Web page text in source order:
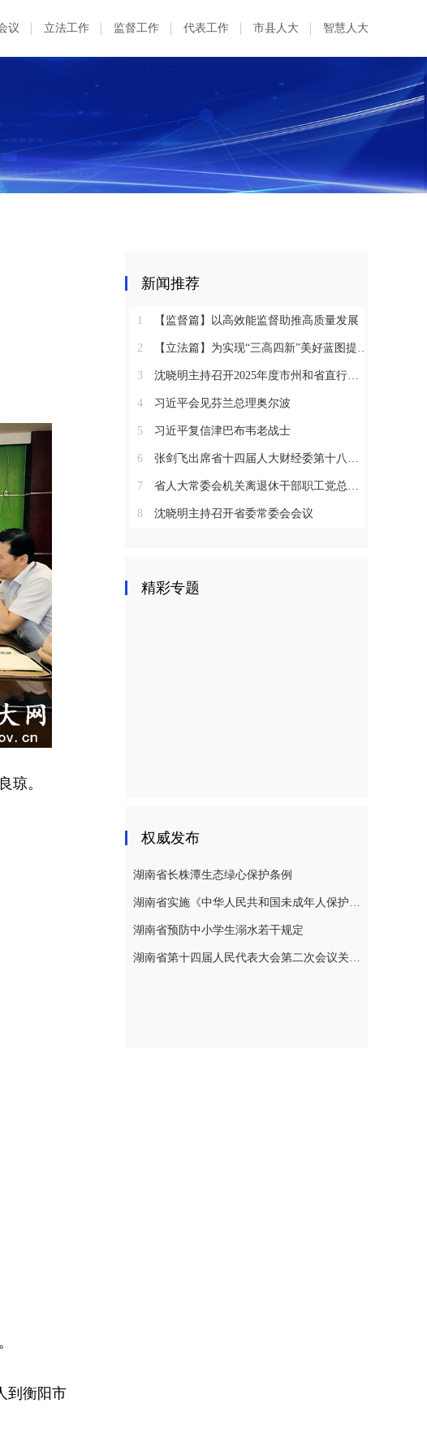
议 立法工作 监督工作 代表工作 市县人大 智慧人大
琼。
到衡阳市
新闻推荐
1 【监督篇】以高效能监督助推高质量发展
2 【立法篇】为实现“三高四新”美好蓝图提供坚实法治保障
3 沈晓明主持召开2025年度市州和省直行业系统党（工）委书记抓基层党建工作述职评议会议
4 习近平会见芬兰总理奥尔波
5 习近平复信津巴布韦老战士
6 张剑飞出席省十四届人大财经委第十八次全体会议
7 省人大常委会机关离退休干部职工党总支召开2025年度总结表彰大会
8 沈晓明主持召开省委常委会会议
精彩专题
权威发布
湖南省长株潭生态绿心保护条例
湖南省实施《中华人民共和国未成年人保护法》若干规定
湖南省预防中小学生溺水若干规定
湖南省第十四届人民代表大会第二次会议关于湖南省人民代表大会常务委员会工作报告的决议